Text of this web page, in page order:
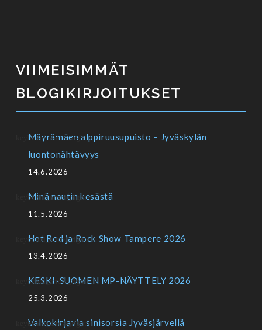
VIIMEISIMMÄT
BLOGIKIRJOITUKSET
Mäyrämäen alppiruusupuisto – Jyväskylän
luontonähtävyys
14.6.2026
Minä nautin kesästä
11.5.2026
Hot Rod ja Rock Show Tampere 2026
13.4.2026
KESKI-SUOMEN MP-NÄYTTELY 2026
25.3.2026
Valkokirjavia sinisorsia Jyväsjärvellä